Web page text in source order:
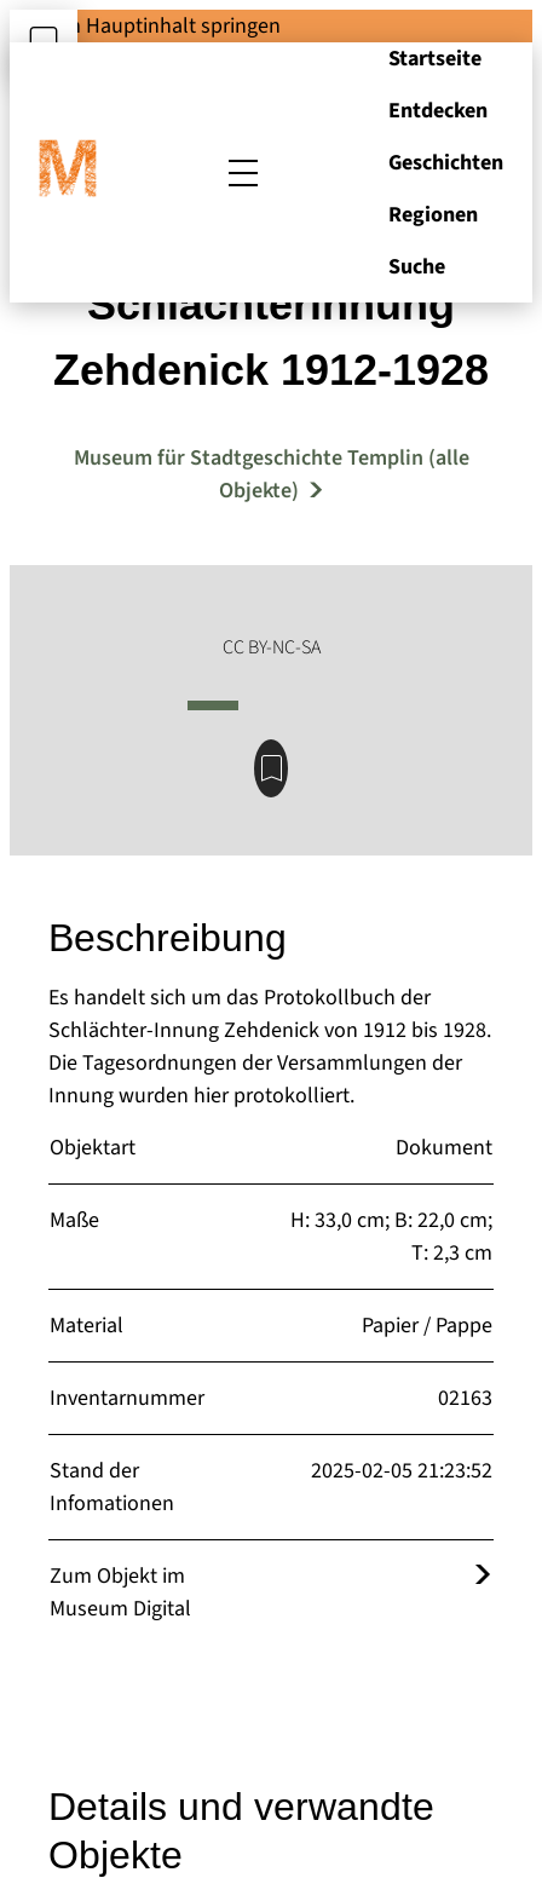
Zum Hauptinhalt springen
Startseite
Entdecken
Geschichten
Regionen
Suche
Protokollbuch der
Schlächterinnung
Zehdenick 1912-1928
Museum für Stadtgeschichte Templin (alle
Objekte)
Beschreibung
Es handelt sich um das Protokollbuch der
Schlächter-Innung Zehdenick von 1912 bis 1928.
Die Tagesordnungen der Versammlungen der
Innung wurden hier protokolliert.
Objektart
Dokument
Maße
H: 33,0 cm; B: 22,0 cm;
T: 2,3 cm
Material Papier / Pappe
Inventarnummer 02163
Stand der
Infomationen
2025-02-05 21:23:52
Zum Objekt im
Museum Digital
Details und verwandte
Objekte